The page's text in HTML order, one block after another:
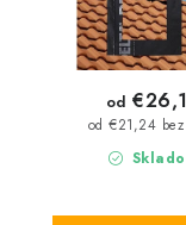
od €21,24 bez
od